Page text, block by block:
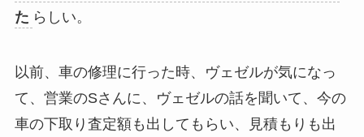
た らしい。
以前、車の修理に行った時、ヴェゼルが気になっ
て、営業のSさんに、ヴェゼルの話を聞いて、今の
車の下取り査定額も出してもらい、見積もりも出